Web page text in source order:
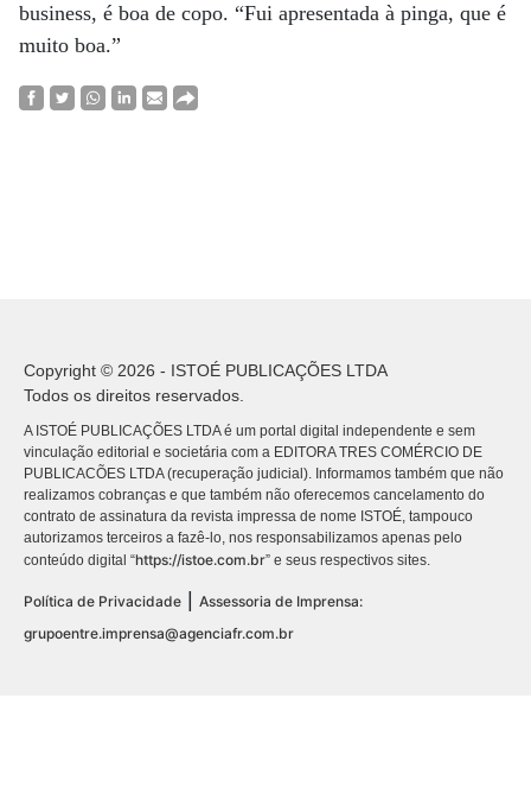
business, é boa de copo. “Fui apresentada à pinga, que é
muito boa.”
Copyright © 2026 - ISTOÉ PUBLICAÇÕES LTDA
Todos os direitos reservados.
A ISTOÉ PUBLICAÇÕES LTDA é um portal digital independente e sem
vinculação editorial e societária com a EDITORA TRES COMÉRCIO DE
PUBLICACÕES LTDA (recuperação judicial). Informamos também que não
realizamos cobranças e que também não oferecemos cancelamento do
contrato de assinatura da revista impressa de nome ISTOÉ, tampouco
autorizamos terceiros a fazê-lo, nos responsabilizamos apenas pelo
conteúdo digital “https://istoe.com.br” e seus respectivos sites.
Política de Privacidade
Assessoria de Imprensa:
grupoentre.imprensa@agenciafr.com.br